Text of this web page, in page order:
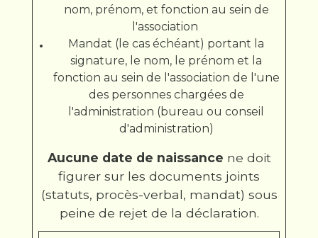
nom, prénom, et fonction au sein de
l'association
Mandat (le cas échéant) portant la
signature, le nom, le prénom et la
fonction au sein de l'association de l'une
des personnes chargées de
l'administration (bureau ou conseil
d'administration)
Aucune date de naissance ne doit
figurer sur les documents joints
(statuts, procès-verbal, mandat) sous
peine de rejet de la déclaration.